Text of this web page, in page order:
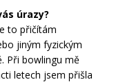
úrazy?
to přičítám
jiným fyzickým
Při bowlingu mě
letech jsem přišla